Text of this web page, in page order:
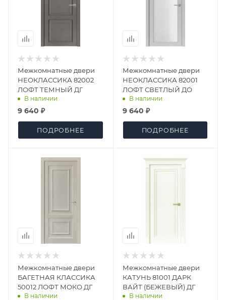
Межкомнатные двери
НЕОКЛАССИКА 82002
ЛОФТ ТЕМНЫЙ ДГ
В наличии
9 640 ₽
ПОДРОБНЕЕ
Межкомнатные двери
НЕОКЛАССИКА 82001
ЛОФТ СВЕТЛЫЙ ДО
В наличии
9 640 ₽
ПОДРОБНЕЕ
Межкомнатные двери
БАГЕТНАЯ КЛАССИКА
50012 ЛОФТ МОКО ДГ
В наличии
Межкомнатные двери
КАТУНЬ 81001 ДАРК
ВАЙТ (БЕЖЕВЫЙ) ДГ
В наличии